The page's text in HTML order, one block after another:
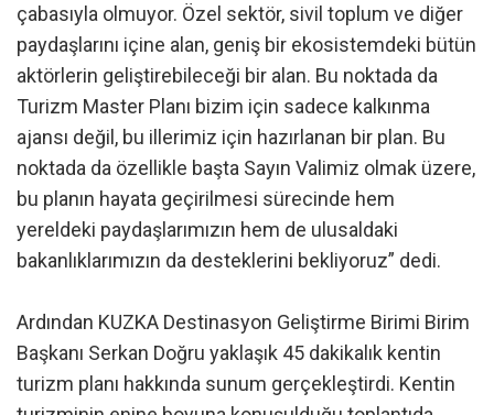
çabasıyla olmuyor. Özel sektör, sivil toplum ve diğer
paydaşlarını içine alan, geniş bir ekosistemdeki bütün
aktörlerin geliştirebileceği bir alan. Bu noktada da
Turizm Master Planı bizim için sadece kalkınma
ajansı değil, bu illerimiz için hazırlanan bir plan. Bu
noktada da özellikle başta Sayın Valimiz olmak üzere,
bu planın hayata geçirilmesi sürecinde hem
yereldeki paydaşlarımızın hem de ulusaldaki
bakanlıklarımızın da desteklerini bekliyoruz” dedi.
Ardından KUZKA Destinasyon Geliştirme Birimi Birim
Başkanı Serkan Doğru yaklaşık 45 dakikalık kentin
turizm planı hakkında sunum gerçekleştirdi. Kentin